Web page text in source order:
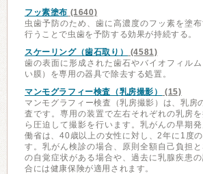
フッ素塗布 (1640)
虫歯予防のため、歯に高濃度のフッ素を塗
行うことで虫歯を予防する効果が持続する。
スケーリング（歯石取り）
(4581)
歯の表面に形成された歯石やバイオフィル
い膜）を専用の器具で除去する処置。
マンモグラフィー検査（乳房撮影）
(15)
マンモグラフィー検査（乳房撮影）は、乳房
査です。専用の装置で左右それぞれの乳房
ら圧迫して撮影を行います。乳がんの早期
働省は、40歳以上の女性に対し、2年に1度
す。乳がん検診の場合、原則全額自己負担
の自覚症状がある場合や、過去に乳腺疾患
合には健康保険が適用されます。